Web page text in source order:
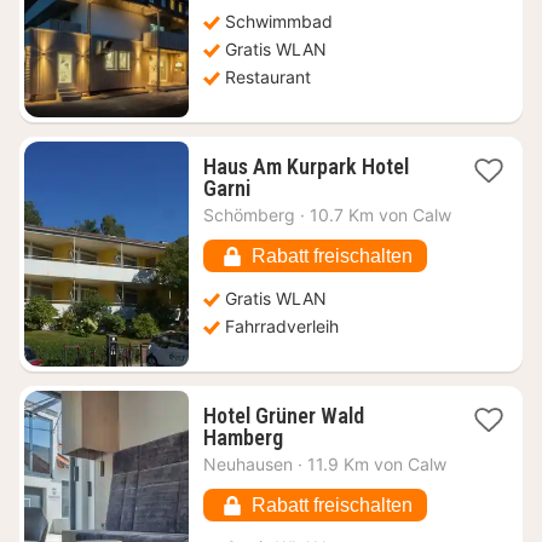
Schwimmbad
Gratis WLAN
Restaurant
Haus Am Kurpark Hotel
Garni1
Nacht
108,79
€
Schömberg · 10.7 Km von Calw
Rabatt freischalten
Gratis WLAN
Fahrradverleih
Hotel Grüner Wald
Hamberg1
Nacht
131,79
€
Neuhausen · 11.9 Km von Calw
Rabatt freischalten